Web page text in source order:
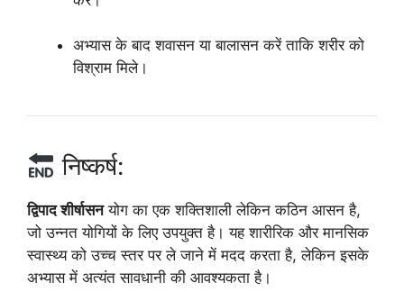
अभ्यास के बाद शवासन या बालासन करें ताकि शरीर को
विश्राम मिले।
निष्कर्ष:
द्विपाद शीर्षासनयोग का एक शक्तिशाली लेकिन कठिन आसन है,
जो उन्नत योगियों के लिए उपयुक्त है। यह शारीरिक और मानसिक
स्वास्थ्य को उच्च स्तर पर ले जाने में मदद करता है, लेकिन इसके
अभ्यास में अत्यंत सावधानी की आवश्यकता है।